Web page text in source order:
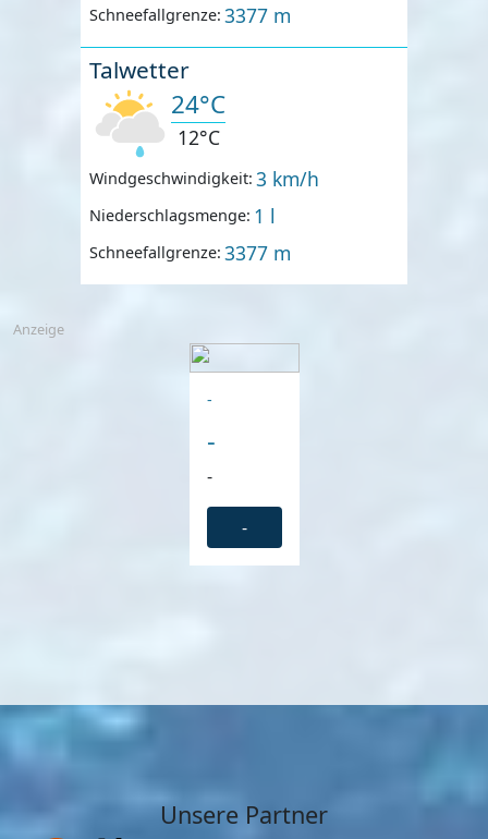
Schneefallgrenze: 3377 m
Talwetter
24°C
12°C
Windgeschwindigkeit: 3 km/h
Niederschlagsmenge: 1 l
Schneefallgrenze: 3377 m
Anzeige
-
-
-
-
Unsere Partner